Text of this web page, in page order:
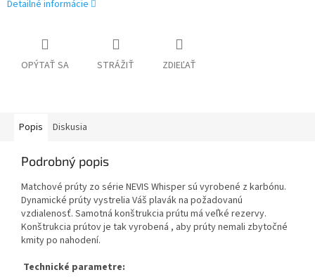
Detailné informácie
OPÝTAŤ SA STRÁŽIŤ ZDIEĽAŤ
Popis Diskusia
Podrobný popis
Matchové prúty zo série NEVIS Whisper sú vyrobené z karbónu.
Dynamické prúty vystrelia Váš plavák na požadovanú
vzdialenosť. Samotná konštrukcia prútu má veľké rezervy.
Konštrukcia prútov je tak vyrobená , aby prúty nemali zbytočné
kmity po nahodení.
Technické parametre: